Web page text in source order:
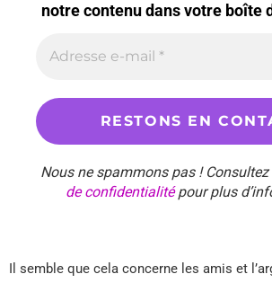
notre contenu dans votre boîte
Nous ne spammons pas !
de confidentialitépour plus
Il semble que cela concerne les amis et